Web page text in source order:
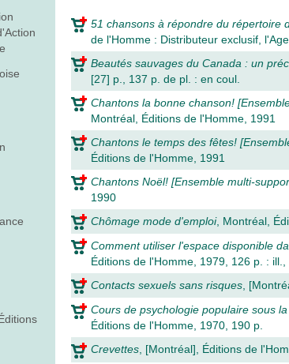
51 chansons à répondre du répertoire
de l'Homme : Distributeur exclusif,
Beautés sauvages du Canada : un
[27] p., 137 p. de pl. : en coul.
Chantons la bonne chanson!
Montréal, Éditions de l'Homme, 1991
Chantons le temps des fêtes!
Éditions de l'Homme, 1991
Chantons Noël! [Ensemble multi-
1990
Chômage mode d'emploi, Montréal,
Comment utiliser l'espace disponible
Éditions de l'Homme, 1979, 126 p. : ill.,
Contacts sexuels sans risques ,
Cours de psychologie populaire sous
Éditions de l'Homme, 1970, 190 p.
Crevettes, [Montréal], Éditions de